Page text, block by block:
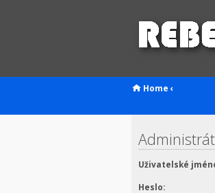
Home ‹
Uživatelské
Heslo: